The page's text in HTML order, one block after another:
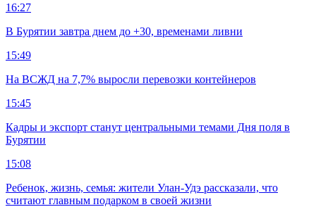
16:27
В Бурятии завтра днем до +30, временами ливни
15:49
На ВСЖД на 7,7% выросли перевозки контейнеров
15:45
Кадры и экспорт станут центральными темами Дня поля в
Бурятии
15:08
Ребенок, жизнь, семья: жители Улан-Удэ рассказали, что
считают главным подарком в своей жизни